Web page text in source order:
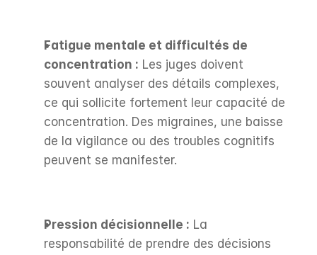
Fatigue mentale et difficultés de
concentration : Les juges doivent
souvent analyser des détails complexes,
ce qui sollicite fortement leur capacité de
concentration. Des migraines, une baisse
de la vigilance ou des troubles cognitifs
peuvent se manifester.
Pression décisionnelle : La
responsabilité de prendre des décisions